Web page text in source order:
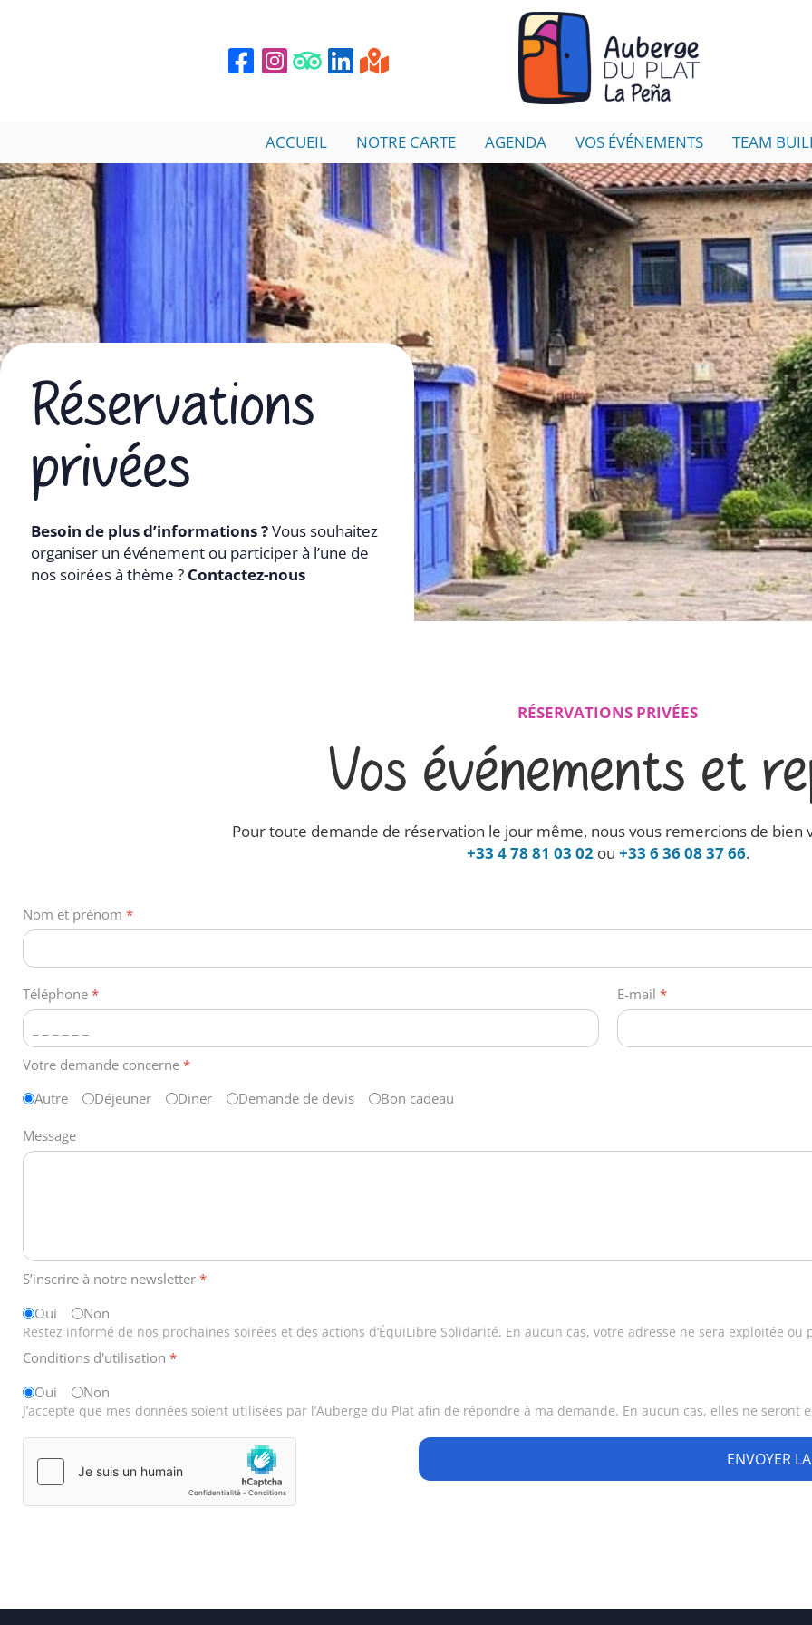
ACCUEIL NOTRE CARTE AGENDA VOS ÉVÉNEMENTS TEAM
Réservations
privées
Besoin de plus d’informations ?Vous souhaitez
organiser un événement ou participer à l’une de
nos soirées à thème ? Contactez-nous
RÉSERVATIONS PRIVÉES
Vos événements et
Pour toute demande de réservation le jour même, nous vous remercions de bien
+33 4 78 81 03 02ou +33 6 36 08 37 66.
Nom et prénom *
Téléphone * E-mail *
Votre demande concerne *
Autre
Déjeuner Diner Demande de devis Bon cadeau
Message
S’inscrire à notre newsletter *
Oui
Non
Restez informé de nos prochaines soirées et des actions d’ÉquiLibre Solidarité. En aucun cas, votre adresse ne sera exploitée ou
Conditions d'utilisation *
Oui
Non
J’accepte que mes données soient utilisées par l’Auberge du Plat afin de répondre à ma demande. En aucun cas, elles ne seront
ENVOYER